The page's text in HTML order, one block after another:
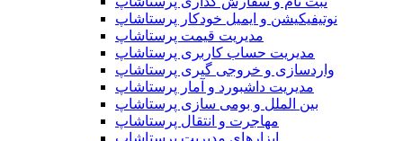
نوتیفیکیشن و ایمیل خودکار پرستاشاپ
مدیریت قیمت پرستاشاپ
مدیریت حساب کاربری پرستاشاپ
واردسازی و خروجی گیری پرستاشاپ
مدیریت داشبورد و آمار پرستاشاپ
بین الملل و بومی سازی پرستاشاپ
مهاجرت و انتقال پرستاشاپ
ابزارهای مدیریت پرستاشاپ